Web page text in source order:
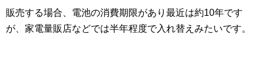
販売する場合、電池の消費期限があり最近は約10年です
が、家電量販店などでは半年程度で入れ替えみたいです。